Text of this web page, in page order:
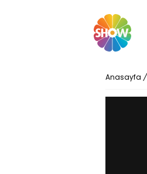
Anasayfa /